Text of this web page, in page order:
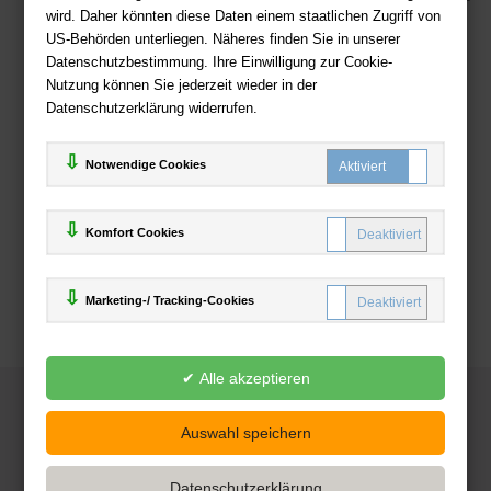
wird. Daher könnten diese Daten einem staatlichen Zugriff von
US-Behörden unterliegen. Näheres finden Sie in unserer
Datenschutzbestimmung. Ihre Einwilligung zur Cookie-
Nutzung können Sie jederzeit wieder in der
Datenschutzerklärung widerrufen.
Notwendige Cookies
Komfort Cookies
Marketing-/ Tracking-Cookies
Zahlweisen
Deutsche-Buchhandlung.de
www.deutsche-buchhandlung.de ist ein Angebot der
Handelsgesellschaft mbH
Powered by Inooga